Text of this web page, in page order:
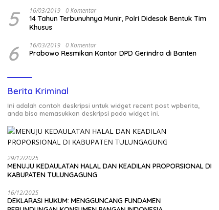
5 16/03/2019 0 Komentar
14 Tahun Terbunuhnya Munir, Polri Didesak Bentuk Tim
Khusus
6 16/03/2019 0 Komentar
Prabowo Resmikan Kantor DPD Gerindra di Banten
Berita Kriminal
Ini adalah contoh deskripsi untuk widget recent post wpberita,
anda bisa memasukkan deskripsi pada widget ini.
29/12/2025
MENUJU KEDAULATAN HALAL DAN KEADILAN PROPORSIONAL DI
KABUPATEN TULUNGAGUNG
16/12/2025
DEKLARASI HUKUM: MENGGUNCANG FUNDAMEN